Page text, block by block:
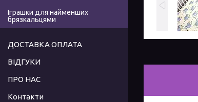
Іграшки для найменших
брязкальцями
ДОСТАВКА ОПЛАТА
ВІДГУКИ
ПРО НАС
Контакти